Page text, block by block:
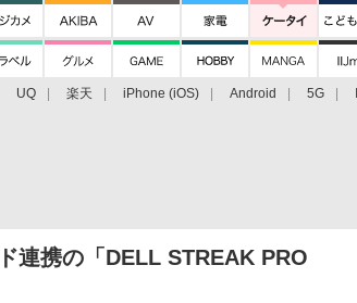
UQ 楽天 iPhone (iOS) Android 5G
連携の「DELL STREAK PRO